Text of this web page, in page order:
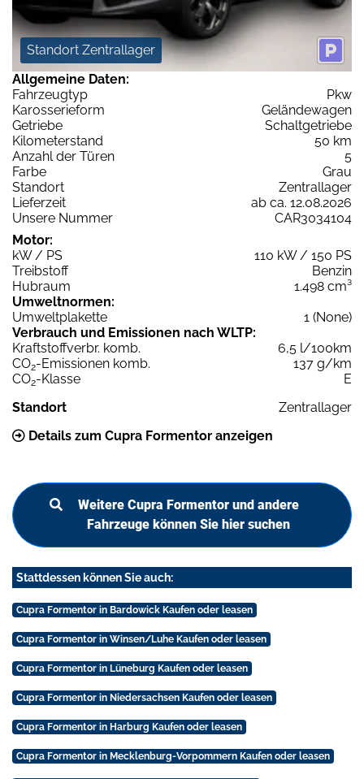
Standort Zentrallager
Allgemeine Daten:
Fahrzeugtyp
Pkw
Karosserieform
Geländewagen
Getriebe
Schaltgetriebe
Kilometerstand
50 km
Anzahl der Türen
5
Farbe
Grau
Standort
Zentrallager
Lieferzeit
ab ca. 12.08.2026
Unsere Nummer
CAR3034104
Motor:
kW / PS
110 kW / 150 PS
Treibstoff
Benzin
Hubraum
1.498 cm³
Umweltnormen:
Umweltplakette
1 (None)
Verbrauch und Emissionen nach WLTP:
Kraftstoffverbr. komb.
6,5 l/100km
CO2-Emissionen komb.
137 g/km
CO2-Klasse
E
Standort
Zentrallager
Details zum Cupra Formentor anzeigen
Weitere Cupra Formentor und andere
Fahrzeuge können Sie hier suchen
Stattdessen können Sie auch:
Cupra Formentor in Bardowick Kaufen oder leasen
Cupra Formentor in Winsen/Luhe Kaufen oder leasen
Cupra Formentor in Lüneburg Kaufen oder leasen
Cupra Formentor in Niedersachsen Kaufen oder leasen
Cupra Formentor in Harburg Kaufen oder leasen
Cupra Formentor in Mecklenburg-Vorpommern Kaufen oder leasen